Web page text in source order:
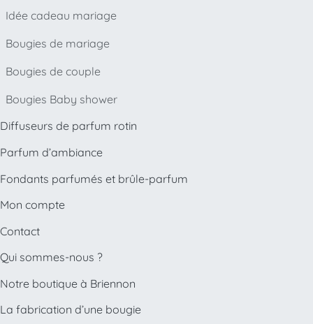
Idée cadeau mariage
Bougies de mariage
Bougies de couple
Bougies Baby shower
Diffuseurs de parfum rotin
Parfum d’ambiance
Fondants parfumés et brûle-parfum
Mon compte
Contact
Qui sommes-nous ?
Notre boutique à Briennon
La fabrication d’une bougie